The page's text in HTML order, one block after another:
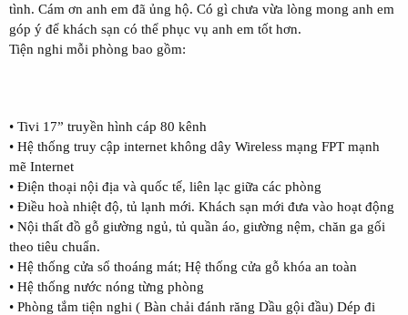
tình. Cám ơn anh em đã ủng hộ. Có gì chưa vừa lòng mong anh em
góp ý để khách sạn có thể phục vụ anh em tốt hơn.
Tiện nghi mỗi phòng bao gồm:
• Tivi 17” truyền hình cáp 80 kênh
• Hệ thống truy cập internet không dây Wireless mạng FPT mạnh
mẽ Internet
• Điện thoại nội địa và quốc tế, liên lạc giữa các phòng
• Điều hoà nhiệt độ, tủ lạnh mới. Khách sạn mới đưa vào hoạt động
• Nội thất đồ gỗ giường ngủ, tủ quần áo, giường nệm, chăn ga gối
theo tiêu chuẩn.
• Hệ thống cửa sổ thoáng mát; Hệ thống cửa gỗ khóa an toàn
• Hệ thống nước nóng từng phòng
• Phòng tắm tiện nghi ( Bàn chải đánh răng Dầu gội đầu) Dép đi